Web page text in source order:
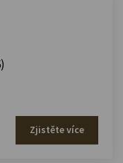
Zjistěte více